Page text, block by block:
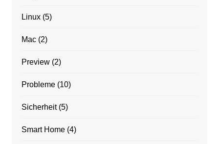
Linux(5)
Mac(2)
Preview(2)
Probleme(10)
Sicherheit(5)
Smart Home(4)